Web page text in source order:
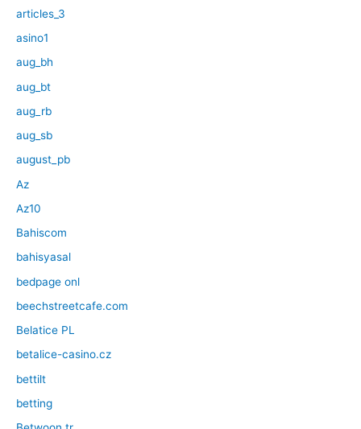
articles_3
asino1
aug_bh
aug_bt
aug_rb
aug_sb
august_pb
Az
Az10
Bahiscom
bahisyasal
bedpage onl
beechstreetcafe.com
Belatice PL
betalice-casino.cz
bettilt
betting